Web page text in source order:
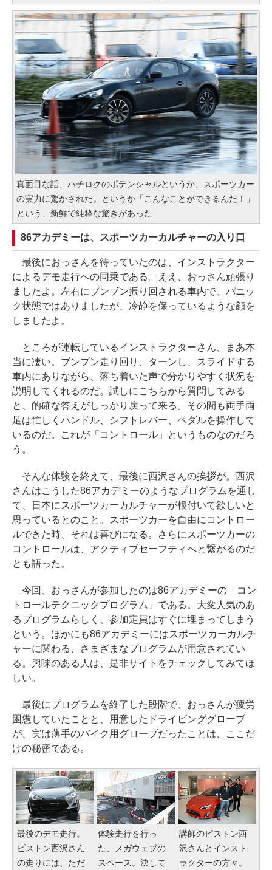
真面目な話、ハチロクのポテンシャルというか、スポーツカー
の実力に驚かされた。というか「こんなことができるんだ！」
という、新鮮で純粋な驚きがあった
86アカデミーは、スポーツカーカルチャーの入り口
最後におっさんを待っていたのは、インストラクター
によるデモ走行への同乗である。ええ、おっさん頑張り
ましたよ。左右にブンブン振り回される車内で、パニッ
ク状態ではありましたが、冷静を保っているような顔を
しましたよ。
ところが運転しているインストラクターさん、まあ本
当に凄い。ブンブン走り回り、ターンし、スライドする
車内にありながら、落ち着いた声で分かりやすく状況を
説明してくれるのだ。試しにこちらから質問してみる
と、的確な答えがしっかり戻って来る。その間も両手両
足は忙しくハンドル、シフトレバー、ペダルを操作して
いるのだ。これが「コントロール」というものなのだろ
う。
そんな体験を終えて、最後に西沢さんの挨拶が。西沢
さんはこうした86アカデミーのようなプログラムを通し
て、日本にスポーツカーカルチャーが根付いて欲しいと
思っているとのこと。スポーツカーを自由にコントロー
ルできた時、それは喜びになる。さらにスポーツカーの
コントロールは、アクティブセーフティへと繋がるのだ
とも語った。
今回、おっさんが参加したのは86アカデミーの「コン
トロールテクニックプログラム」である。大変人気のあ
るプログラムらしく、参加定員はすぐに埋まってしまう
という。ほかにも86アカデミーにはスポーツカーカルチ
ャーに関わる、さまざまなプログラムが用意されてい
る。興味のある人は、是非サイトをチェックしてみてほ
しい。
最後にプログラムを終了した段階で、おっさんが疲労
困憊していたことと、用意したドライビンググローブ
が、実は薄手のバイク用グローブだったことは、ここだ
けの秘密である。
最後のデモ走行。
ピストン西沢さん
の走りには、ただ
体験走行を行っ
た、メガウェブの
スペース。決して
講師のピストン西
沢さんとインスト
ラクターの方々。